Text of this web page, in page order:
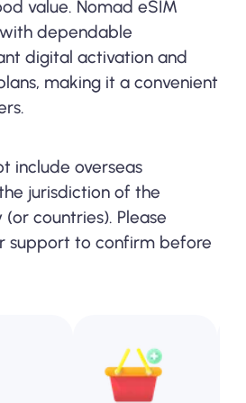
value. Nomad eSIM
dependable
digital activation and
making it a convenient
include overseas
jurisdiction of the
countries). Please
support to confirm before